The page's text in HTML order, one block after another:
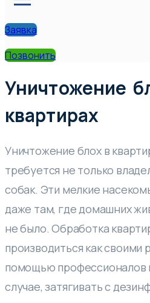
Заявка
Позвонить
Уничтожение
квартирах
Уничтожение блох в
требуется не только
собак. Эти мелкие
даже там, где домашних
не было. Обработка
производиться как своими
помощью
случае, затягивать с